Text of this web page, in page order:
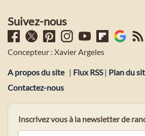
Suivez-nous
Concepteur : Xavier Argeles
A propos du site | Flux RSS| Plan du
Contactez-nous
Inscrivez vous à la newsletter de